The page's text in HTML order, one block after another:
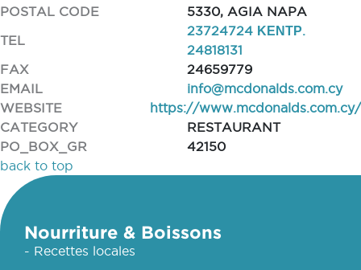
POSTAL CODE
5330, AGIA NAPA
TEL
23724724 ΚΕΝΤΡ.
24818131
FAX
24659779
EMAIL
info@mcdonalds.com.cy
WEBSITE
https://www.mcdonalds.com.cy/
CATEGORY
RESTAURANT
PO_BOX_GR
42150
back to top
Nourriture & Boissons
- Recettes locales